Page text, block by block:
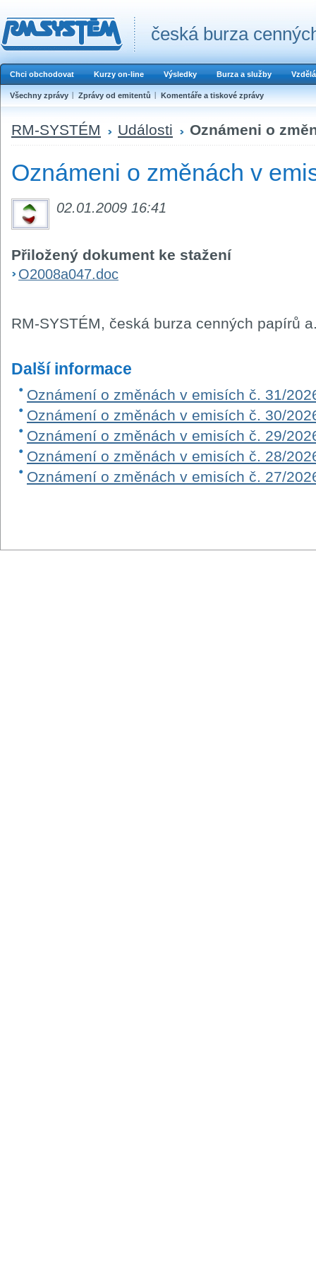
česká burza
Chci obchodovat Kurzy on-line Výsledky Burza a služby
Všechny zprávy Zprávy od emitentů Komentáře a tiskové zprávy
RM-SYSTÉM Události Oznámeni o
Oznámeni o změnách v
02.01.2009 16:41
Přiložený dokument ke stažení
O2008a047.doc
RM-SYSTÉM, česká burza cenných papírů
Další informace
Oznámení o změnách v emisích č. 31/
Oznámení o změnách v emisích č. 30/
Oznámení o změnách v emisích č. 29/
Oznámení o změnách v emisích č. 28/
Oznámení o změnách v emisích č. 27/